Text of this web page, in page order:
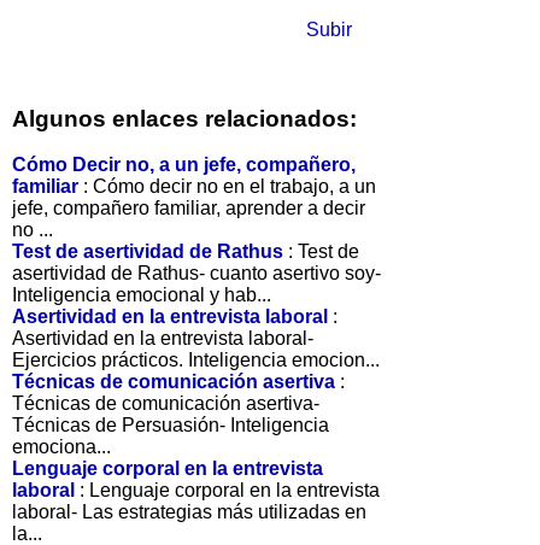
Subir
Algunos enlaces relacionados:
Cómo Decir no, a un jefe, compañero,
familiar : Cómo decir no en el trabajo, a un
jefe, compañero familiar, aprender a decir
no ...
Test de asertividad de Rathus : Test de
asertividad de Rathus- cuanto asertivo soy-
Inteligencia emocional y hab...
Asertividad en la entrevista laboral :
Asertividad en la entrevista laboral-
Ejercicios prácticos. Inteligencia emocion...
Técnicas de comunicación asertiva :
Técnicas de comunicación asertiva-
Técnicas de Persuasión- Inteligencia
emociona...
Lenguaje corporal en la entrevista
laboral : Lenguaje corporal en la entrevista
laboral- Las estrategias más utilizadas en
la...